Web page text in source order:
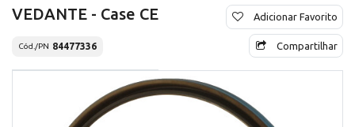
VEDANTE - Case CE
Cód./PN 84477336
Adicionar Favorito
Compartilhar